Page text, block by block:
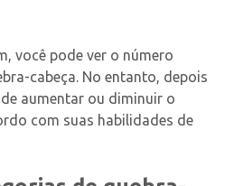
você pode ver o número
cabeça. No entanto, depois
aumentar ou diminuir o
com suas habilidades de